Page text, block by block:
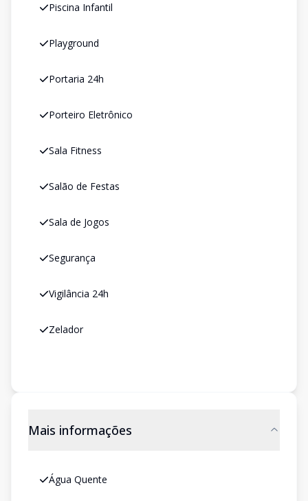
Piscina Infantil
Playground
Portaria 24h
Porteiro Eletrônico
Sala Fitness
Salão de Festas
Sala de Jogos
Segurança
Vigilância 24h
Zelador
Mais informações
Água Quente